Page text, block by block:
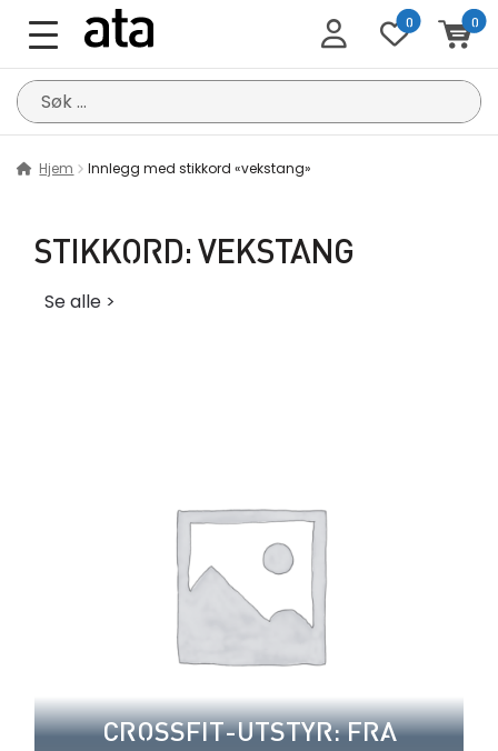
0 0
Søk
etter:
Hjem Innlegg med stikkord «vekstang»
STIKKORD:VEKSTANG
Se alle >
CROSSFIT-UTSTYR: FRA